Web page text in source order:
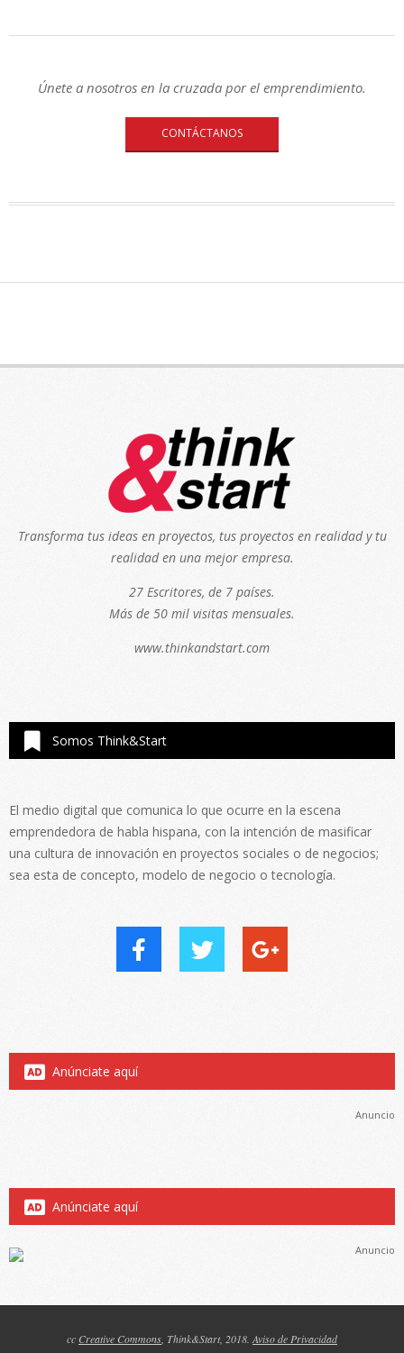
Únete a nosotros en la cruzada por el emprendimiento.
CONTÁCTANOS
Transforma tus ideas en proyectos, tus proyectos en realidad y tu
realidad en una mejor empresa.
27 Escritores, de 7 países.
Más de 50 mil visitas mensuales.
www.thinkandstart.com
Somos Think&Start
El medio digital que comunica lo que ocurre en la escena
emprendedora de habla hispana, con la intención de masificar
una cultura de innovación en proyectos sociales o de negocios;
sea esta de concepto, modelo de negocio o tecnología.
Anúnciate aquí
Anuncio
Anúnciate aquí
Anuncio
cc Creative Commons , Think&Start, 2018. Aviso de Privacidad